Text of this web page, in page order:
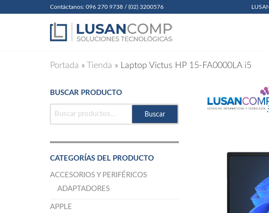
Contáctanos: 096 270 9738 / (02) 3200576
Portada » Tienda » Laptop Victus HP 15-FA0000LA i5
BUSCAR PRODUCTO
BUSCAR
Buscar
CATEGORÍAS DEL PRODUCTO
ACCESORIOS Y PERIFÉRICOS
ADAPTADORES
APPLE